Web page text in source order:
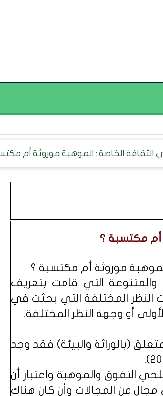
الثقافة الخاصة : الموهبة موروثة أم
أم مكتسبة ؟
موروثة أم مكتسبة ؟
والمتنوعة التي قامت بتعريف
النظر المختلفة التي بحثت في
أو وجهة النظر المختلفة.
(بالوراثة والبيئة) فقد وجد
بين مصطلحي التفوق والموهبة واعتبار أن
من المجالات وأن كان هناك